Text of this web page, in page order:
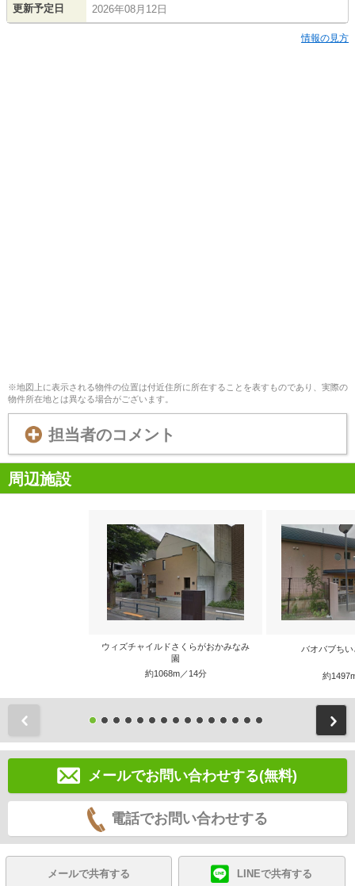
更新予定日 2026年08月12日
情報の見方
※地図上に表示される物件の位置は付近住所に所在することを表すものであり、実際の
物件所在地とは異なる場合がございます。
担当者のコメント
周辺施設
ウィズチャイルドさくらがおかみなみ
園
約1068m／14分
バオバブち
約
メールでお問い合わせする(無料)
電話でお問い合わせする
メールで共有する LINEで共有する